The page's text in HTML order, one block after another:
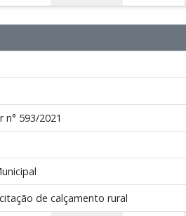
n° 593/2021
de calçamento rural